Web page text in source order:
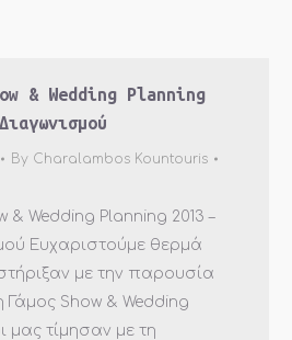
& Wedding Planning
By Charalambos Kountouris
& Wedding Planning 2013 –
Ευχαριστούμε θερμά
με την παρουσία
Γάμος Show & Wedding
μας τίμησαν με τη